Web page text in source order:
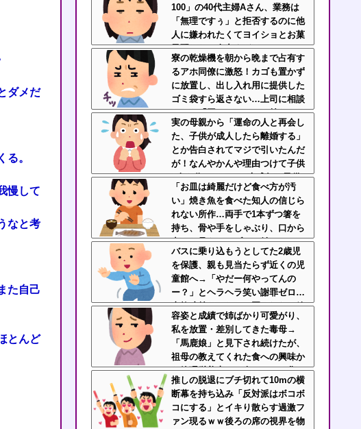
ダメだ
。
慢して
なと考
た自己
とんど
100」の40代主婦Aさん、業務は
「無理ですぅ」と拒否するのに他
人に嫌われたくてヨイショとお菓
子配りだけ全力すぎる
寮の乾燥機を朝から晩まで占有す
るアホ同僚に激怒！カゴも置かず
に放置し、出し入れ用に提供した
ゴミ袋すら返さない…上司に相談
しても「困ってるのはお前だけだ
から我慢しろ」←はぁ？！
実の母親から「運命の人と再会し
た、子供が成人したら離婚する」
とか告白されてマジで引いたんだ
が！なんやかんや理由つけて子供
4人も作っておいて未成年の子供
に言う話かよ！
「お皿は綺麗だけど食べ方が汚
い」焼き魚を食べた知人の信じら
れない所作…両手で1本ずつ箸を
持ち、骨や手をしゃぶり、口から
出した骨をテーブルに並べ
る・・・
バスに乗り込もうとしてた2歳児
を保護、親も見当たらず近くの児
童館へ→「やだー何やってんの
ー？」とヘラヘラ笑い謝罪ゼロ…
事故寸前だったのに悪びれない放
置親なんなの？
容姿と成績で姉ばかり可愛がり、
私を放置・差別してきた毒母→
「馬鹿娘」と見下され続けたが、
祖母の教えてくれた食への興味か
ら管理栄養士に→今はニート化し
た姉と毒母に幸せな姿を見せつけ
てるｗｗｗ
推しの脱退にブチ切れて10mの横
断幕を持ち込み「反対派はボコボ
コにする」とイキり散らす過激フ
ァン現るｗｗ後ろの席の視界を物